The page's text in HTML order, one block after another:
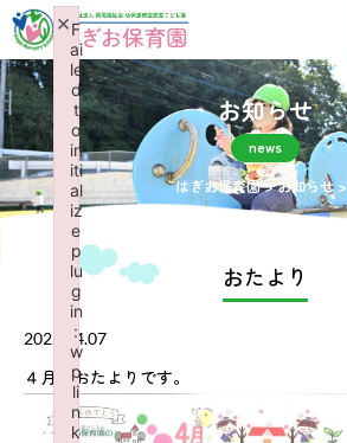
お知らせ
news
はぎお保育園>お知らせ>
おたより
2023.04.07
４月のおたよりです。
F
ai
le
d
t
o
in
iti
al
iz
e
p
lu
g
in
:
w
p
li
n
k
×